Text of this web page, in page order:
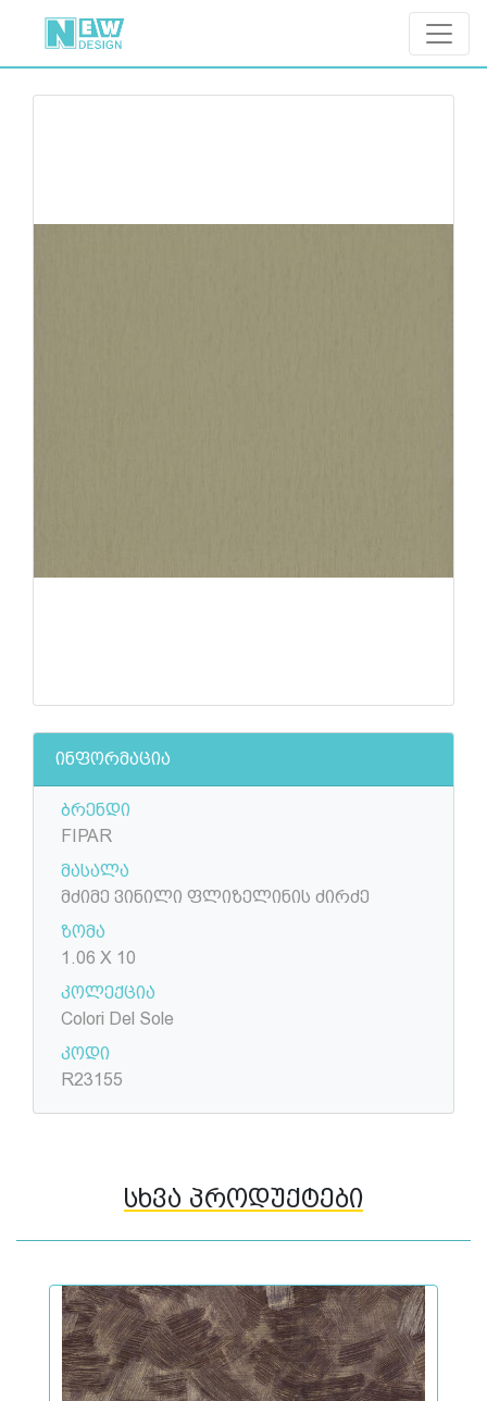
ინფორმაცია
ბრენდი
FIPAR
მასალა
მძიმე ვინილი ფლიზელინის ძირძე
ზომა
1.06 X 10
კოლექცია
Colori Del Sole
კოდი
R23155
სხვა პროდუქტები